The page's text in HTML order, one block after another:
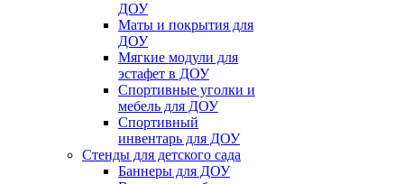
ДОУ
Маты и покрытия для
ДОУ
Мягкие модули для
эстафет в ДОУ
Спортивные уголки и
мебель для ДОУ
Спортивный
инвентарь для ДОУ
Стенды для детского сада
Баннеры для ДОУ